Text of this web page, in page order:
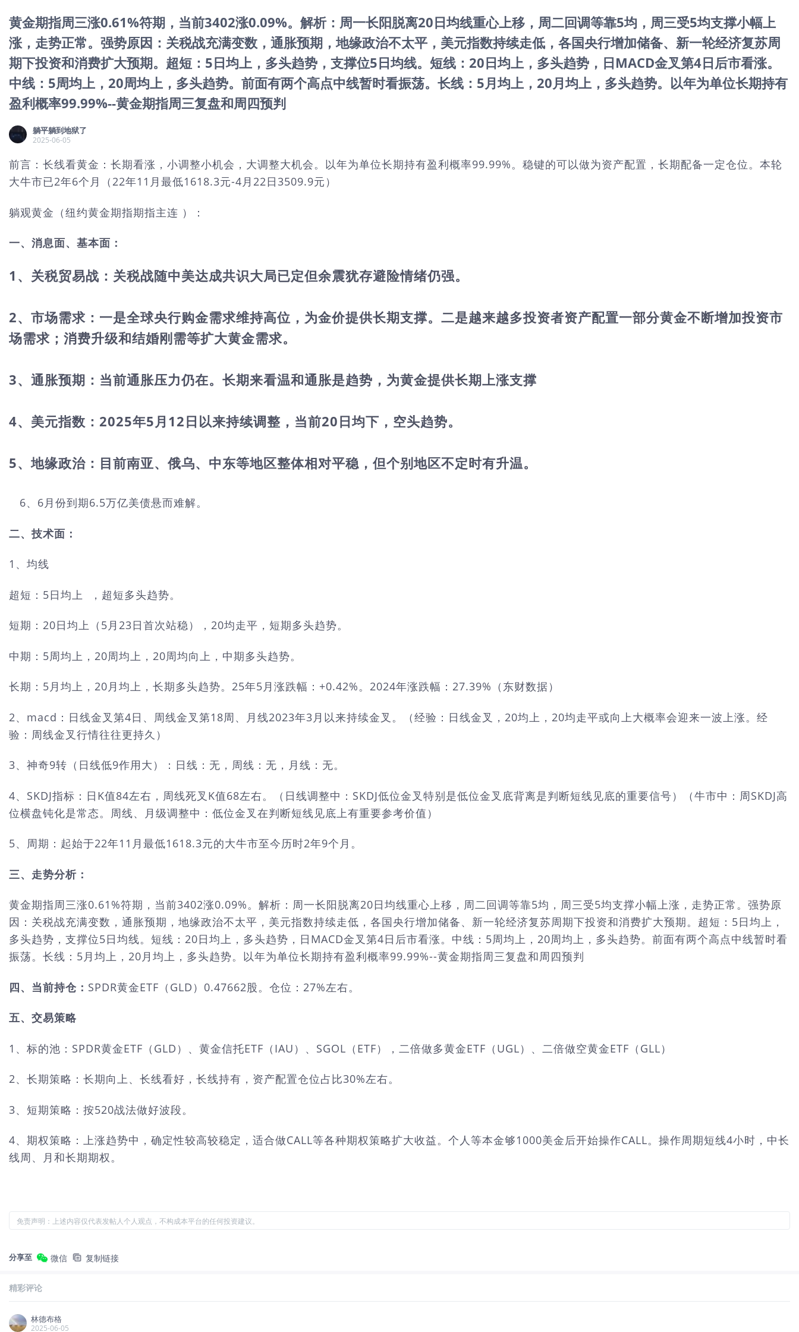
黄金期指周三涨0.61%符期，当前3402涨0.09%。解析：周一长阳脱离20日均线重心上移，周二回调等靠5均，周三受5均支撑小幅上
涨，走势正常。强势原因：关税战充满变数，通胀预期，地缘政治不太平，美元指数持续走低，各国央行增加储备、新一轮经济复苏周
期下投资和消费扩大预期。超短：5日均上，多头趋势，支撑位5日均线。短线：20日均上，多头趋势，日MACD金叉第4日后市看涨。
中线：5周均上，20周均上，多头趋势。前面有两个高点中线暂时看振荡。长线：5月均上，20月均上，多头趋势。以年为单位长期持有
盈利概率99.99%--黄金期指周三复盘和周四预判
躺平躺到地狱了
2025-06-05
前言：长线看黄金：长期看涨，小调整小机会，大调整大机会。以年为单位长期持有盈利概率99.99%。稳键的可以做为资产配置，长期配备一定仓位。本轮
大牛市已2年6个月（22年11月最低1618.3元-4月22日3509.9元）
躺观黄金（纽约黄金期指期指主连 ）：
一、消息面、基本面：
1、关税贸易战：关税战随中美达成共识大局已定但余震犹存避险情绪仍强。
2、市场需求：一是全球央行购金需求维持高位，为金价提供长期支撑。二是越来越多投资者资产配置一部分黄金不断增加投资市
场需求；消费升级和结婚刚需等扩大黄金需求。
3、通胀预期：当前通胀压力仍在。长期来看温和通胀是趋势，为黄金提供长期上涨支撑
4、美元指数：2025年5月12日以来持续调整，当前20日均下，空头趋势。
5、地缘政治：目前南亚、俄乌、中东等地区整体相对平稳，但个别地区不定时有升温。
6、6月份到期6.5万亿美债悬而难解。
二、技术面：
1、均线
超短：5日均上 ，超短多头趋势。
短期：20日均上（5月23日首次站稳），20均走平，短期多头趋势。
中期：5周均上，20周均上，20周均向上，中期多头趋势。
长期：5月均上，20月均上，长期多头趋势。25年5月涨跌幅：+0.42%。2024年涨跌幅：27.39%（东财数据）
2、macd：日线金叉第4日、周线金叉第18周、月线2023年3月以来持续金叉。（经验：日线金叉，20均上，20均走平或向上大概率会迎来一波上涨。经
验：周线金叉行情往往更持久）
3、神奇9转（日线低9作用大）：日线：无，周线：无，月线：无。
4、SKDJ指标：日K值84左右，周线死叉K值68左右。（日线调整中：SKDJ低位金叉特别是低位金叉底背离是判断短线见底的重要信号）（牛市中：周SKDJ高
位横盘钝化是常态。周线、月级调整中：低位金叉在判断短线见底上有重要参考价值）
5、周期：起始于22年11月最低1618.3元的大牛市至今历时2年9个月。
三、走势分析：
黄金期指周三涨0.61%符期，当前3402涨0.09%。解析：周一长阳脱离20日均线重心上移，周二回调等靠5均，周三受5均支撑小幅上涨，走势正常。强势原
因：关税战充满变数，通胀预期，地缘政治不太平，美元指数持续走低，各国央行增加储备、新一轮经济复苏周期下投资和消费扩大预期。超短：5日均上，
多头趋势，支撑位5日均线。短线：20日均上，多头趋势，日MACD金叉第4日后市看涨。中线：5周均上，20周均上，多头趋势。前面有两个高点中线暂时看
振荡。长线：5月均上，20月均上，多头趋势。以年为单位长期持有盈利概率99.99%--黄金期指周三复盘和周四预判
四、当前持仓： SPDR黄金ETF（GLD）0.47662股。仓位：27%左右。
五、交易策略
1、标的池：SPDR黄金ETF（GLD）、黄金信托ETF（IAU）、SGOL（ETF），二倍做多黄金ETF（UGL）、二倍做空黄金ETF（GLL）
2、长期策略：长期向上、长线看好，长线持有，资产配置仓位占比30%左右。
3、短期策略：按520战法做好波段。
4、期权策略：上涨趋势中，确定性较高较稳定，适合做CALL等各种期权策略扩大收益。个人等本金够1000美金后开始操作CALL。操作周期短线4小时，中长
线周、月和长期期权。
免责声明：上述内容仅代表发帖人个人观点，不构成本平台的任何投资建议。
分享至 微信 复制链接
精彩评论
林德布格
2025-06-05